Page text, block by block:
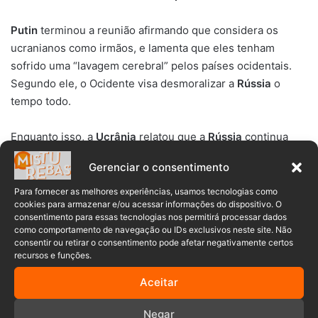
Gerenciar o consentimento
Para fornecer as melhores experiências, usamos tecnologias como
cookies para armazenar e/ou acessar informações do dispositivo. O
consentimento para essas tecnologias nos permitirá processar dados
como comportamento de navegação ou IDs exclusivos neste site. Não
consentir ou retirar o consentimento pode afetar negativamente certos
recursos e funções.
Aceitar
Negar
Putin terminou a reunião afirmando que considera os
ucranianos como irmãos, e lamenta que eles tenham
sofrido uma “lavagem cerebral” pelos países ocidentais.
Segundo ele, o Ocidente visa desmoralizar a Rússia o
tempo todo.
Enquanto isso, a Ucrânia relatou que a Rússia continua
bombardeando a infraestrutura elétrica e de fornecimento
de água do país. Eles afirmam que a estratégia mortal do
inimigo é deixar os ucranianos sofrendo com o rigoroso
inverno europeu.
armamento
governo russo